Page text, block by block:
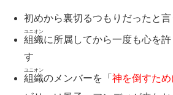
初めから裏切るつもりだったと
組織
ユニオン
に所属してから一度も心を
す
組織
ユニオン
のメンバーを「神を倒すた